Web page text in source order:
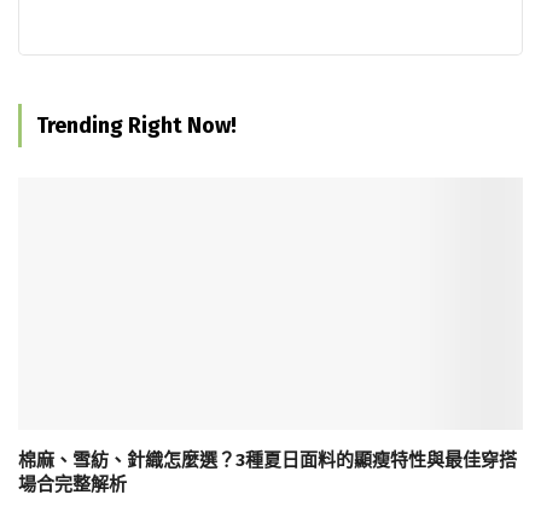
Trending Right Now!
棉麻、雪紡、針織怎麼選？3種夏日面料的顯瘦特性與最佳穿搭
場合完整解析